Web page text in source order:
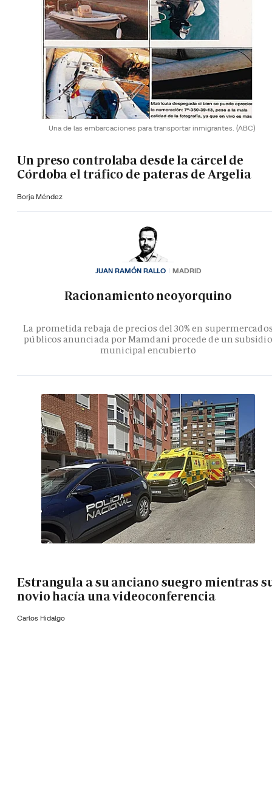
Una de las embarcaciones para transportar inmigrantes. (ABC)
Un preso controlaba desde la cárcel de
Córdoba el tráfico de pateras de Argelia
Borja Méndez
Racionamiento neoyorquino
La prometida rebaja de precios del 30% en
públicos anunciada por Mamdani procede de un subsidio
municipal encubierto
JUAN RAMÓN RALLO MADRID
Estrangula a su anciano suegro mientras
novio hacía una videoconferencia
Carlos Hidalgo